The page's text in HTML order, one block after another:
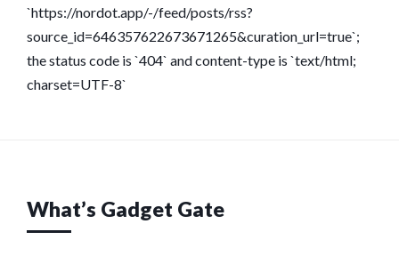
`https://nordot.app/-/feed/posts/rss?
source_id=646357622673671265&curation_url=true`;
the status code is `404` and content-type is `text/html;
charset=UTF-8`
What’s Gadget Gate